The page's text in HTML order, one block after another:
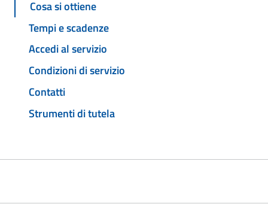
Cosa si ottiene
Tempi e scadenze
Accedi al servizio
Condizioni di servizio
Contatti
Strumenti di tutela